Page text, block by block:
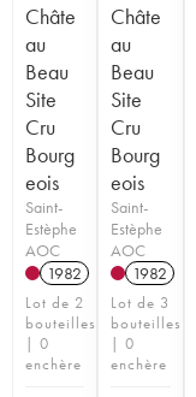
Châte
au
Beau
Site
Cru
Bourg
eois
Saint-
Estèphe
AOC
1982
Lot de 2
bouteilles
| 0
enchère
Châte
au
Beau
Site
Cru
Bourg
eois
Saint-
Estèphe
AOC
1982
Lot de 3
bouteilles
| 0
enchère